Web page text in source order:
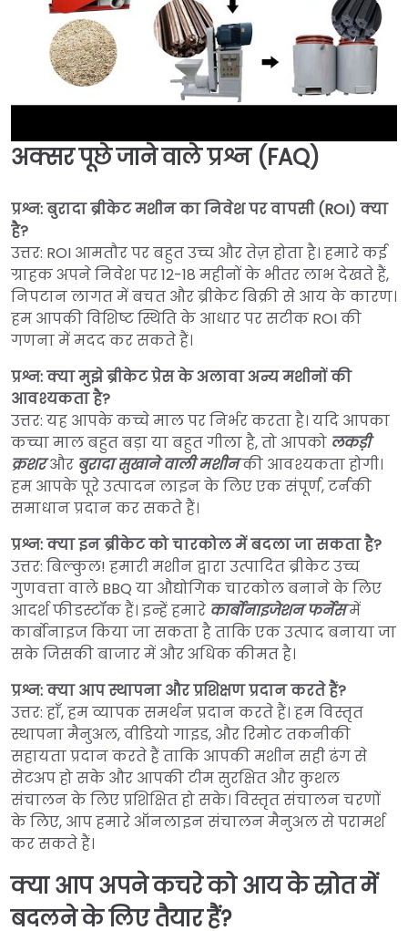
►
अक्सर पूछे जाने वाले प्रश्न (FAQ)
प्रश्न: बुरादा ब्रीकेट मशीन का निवेश पर वापसी (ROI) क्या
है?
उत्तर: ROI आमतौर पर बहुत उच्च और तेज़ होता है। हमारे कई
ग्राहक अपने निवेश पर 12-18 महीनों के भीतर लाभ देखते हैं,
निपटान लागत में बचत और ब्रीकेट बिक्री से आय के कारण।
हम आपकी विशिष्ट स्थिति के आधार पर सटीक ROI की
गणना में मदद कर सकते हैं।
प्रश्न: क्या मुझे ब्रीकेट प्रेस के अलावा अन्य मशीनों की
आवश्यकता है?
उत्तर: यह आपके कच्चे माल पर निर्भर करता है। यदि आपका
कच्चा माल बहुत बड़ा या बहुत गीला है, तो आपको लकड़ी
क्रशरऔर बुरादा सुखाने वाली मशीनकी आवश्यकता होगी।
हम आपके पूरे उत्पादन लाइन के लिए एक संपूर्ण, टर्नकी
समाधान प्रदान कर सकते हैं।
प्रश्न: क्या इन ब्रीकेट को चारकोल में बदला जा सकता है?
उत्तर: बिल्कुल! हमारी मशीन द्वारा उत्पादित ब्रीकेट उच्च
गुणवत्ता वाले BBQ या औद्योगिक चारकोल बनाने के लिए
आदर्श फीडस्टॉक हैं। इन्हें हमारे कार्बोनाइजेशन फर्नेसमें
कार्बोनाइज किया जा सकता है ताकि एक उत्पाद बनाया जा
सके जिसकी बाजार में और अधिक कीमत है।
प्रश्न: क्या आप स्थापना और प्रशिक्षण प्रदान करते हैं?
उत्तर: हाँ, हम व्यापक समर्थन प्रदान करते हैं। हम विस्तृत
स्थापना मैनुअल, वीडियो गाइड, और रिमोट तकनीकी
सहायता प्रदान करते हैं ताकि आपकी मशीन सही ढंग से
सेटअप हो सके और आपकी टीम सुरक्षित और कुशल
संचालन के लिए प्रशिक्षित हो सके। विस्तृत संचालन चरणों
के लिए, आप हमारे ऑनलाइन संचालन मैनुअल से परामर्श
कर सकते हैं।
क्या आप अपने कचरे को आय के स्रोत में
बदलने के लिए तैयार हैं?